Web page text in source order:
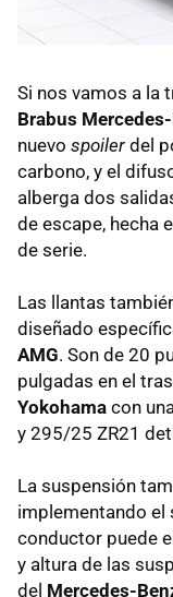
Si nos vamos a la
Brabus
nuevo spoiler del
carbono, y el
alberga dos
de escape, hecha
de serie.
Las llantas
diseñado
AMG. Son de 20
pulgadas en el
Yokohama con
y 295/25 ZR21
La suspensión
implementando el
conductor puede
y altura de las
del Mercedes-